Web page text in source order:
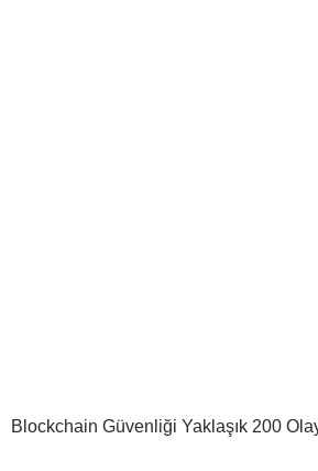
Blockchain Güvenliği Yaklaşık 200